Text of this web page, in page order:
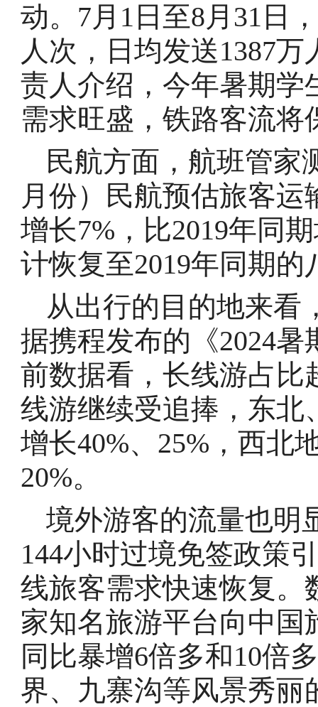
动。7月1日至8月31日
人次，日均发送1387
责人介绍，今年暑期学
需求旺盛，铁路客流将
民航方面，航班管家
月份）民航预估旅客运
增长7%，比2019年同
计恢复至2019年同期的
从出行的目的地来看
据携程发布的《2024
前数据看，长线游占比
线游继续受追捧，东北
增长40%、25%，西北
20%。
境外游客的流量也明
144小时过境免签政策
线旅客需求快速恢复。
家知名旅游平台向中
同比暴增6倍多和10倍
界、九寨沟等风景秀丽